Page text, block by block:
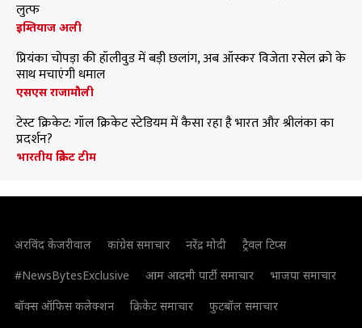
लुत्फ
इम्तियाज अली
प्रियंका चोपड़ा की हॉलीवुड में बड़ी छलांग, अब ऑस्कर विजेता रसेल क्रो के
साथ मचाएंगी धमाल
एसएस राजामौली
टेस्ट क्रिकेट: गॉल क्रिकेट स्टेडियम में कैसा रहा है भारत और श्रीलंका का
प्रदर्शन?
भारतीय क्रिकेट टीम
अरविंद केजरीवाल कांग्रेस समाचार नरेंद्र मोदी
ट्रैवल टिप्स
#NewsBytesExclusive
आम आदमी पार्टी समाचार
भाजपा समाचार
बॉक्स ऑफिस कलेक्शन
क्रिकेट समाचार फुटबॉल समाचार